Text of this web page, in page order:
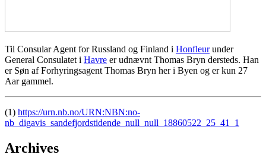
Til Consular Agent for Russland og Finland i Honfleurunder
General Consulatet i Havre er udnævnt Thomas Bryn dersteds. Han
er Søn af Forhyringsagent Thomas Bryn her i Byen og er kun 27
Aar gammel.
(1) https://urn.nb.no/URN:NBN:no-
nb_digavis_sandefjordstidende_null_null_18860522_25_41_1
Archives